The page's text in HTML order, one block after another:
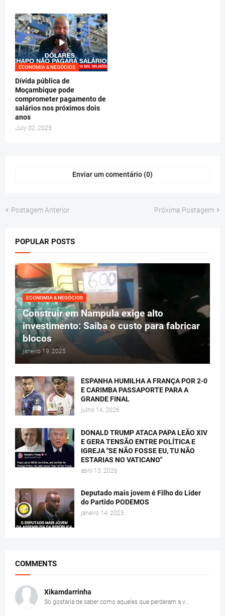
ECONOMIA & NEGÓCIOS
Dívida pública de
Moçambique pode
comprometer pagamento de
salários nos próximos dois
anos
July 02, 2025
Enviar um comentário (0)
Postagem Anterior Próxima Postagem
POPULAR POSTS
ECONOMIA & NEGÓCIOS
Construir em Nampula exige alto
investimento: Saiba o custo para fabricar
blocos
janeiro 19, 2025
ESPANHA HUMILHA A FRANÇA POR 2-0
E CARIMBA PASSAPORTE PARA A
GRANDE FINAL
julho 14, 2026
DONALD TRUMP ATACA PAPA LEÃO XIV
E GERA TENSÃO ENTRE POLÍTICA E
IGREJA "SE NÃO FOSSE EU, TU NÃO
ESTARIAS NO VATICANO"
abril 13, 2026
Deputado mais jovem é Filho do Líder
do Partido PODEMOS
janeiro 14, 2025
COMMENTS
Xikamdarrinha
So gostaria de saber como aqueles que perderam a v...